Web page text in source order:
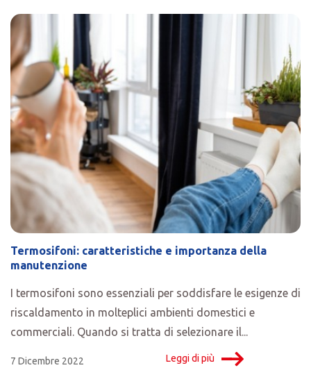
Termosifoni: caratteristiche e importanza della
manutenzione
I termosifoni sono essenziali per soddisfare le esigenze di
riscaldamento in molteplici ambienti domestici e
commerciali. Quando si tratta di selezionare il...
7 Dicembre 2022 Leggi di più